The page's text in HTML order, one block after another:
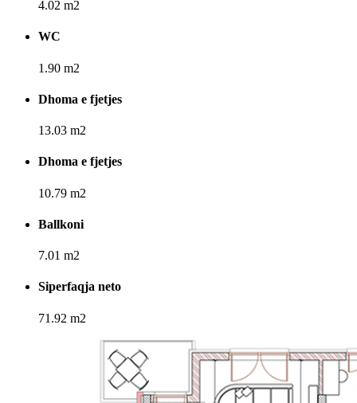
4.02 m2
WC
1.90 m2
Dhoma e fjetjes
13.03 m2
Dhoma e fjetjes
10.79 m2
Ballkoni
7.01 m2
Siperfaqja neto
71.92 m2